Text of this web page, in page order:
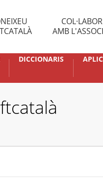
AMB
DICCIONARIS